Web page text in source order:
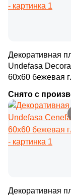
Декоративная
Undefasa
60x60 бежевая
Снято с
Декоративная